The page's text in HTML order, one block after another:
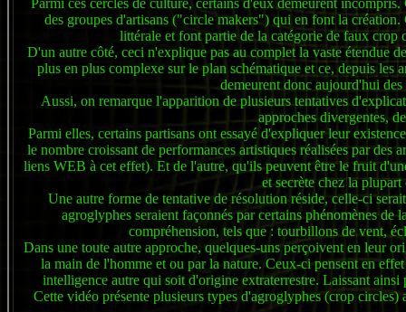
Parmi ces cercles de culture, certains d'eux demeurent
des groupes d'artisans ("circle makers") qui en font la
littérale et font partie de la catégorie de faux crop
D'un autre côté, ceci n'explique pas au complet la vaste étendue
plus en plus complexe sur le plan schématique et ce, depuis les
demeurent donc aujourd'hui des
Aussi, on remarque l'apparition de plusieurs tentatives
approches divergentes,
Parmi elles, certains partisans ont essayé d'expliquer leur
le nombre croissant de performances artistiques réalisées par
liens WEB à cet effet). Et de l'autre, qu'ils peuvent être le fruit
et secrète chez la plupart
Une autre forme de tentative de résolution réside, celle-ci
agroglyphes seraient façonnés par certains phénomènes
compréhension, tels que : tourbillons de vent,
Dans une toute autre approche, quelques-uns perçoivent en leur
la main de l'homme et ou par la nature. Ceux-ci pensent en
intelligence autre qui soit d'origine extraterrestre. Laissant ainsi
Cette vidéo présente plusieurs types d'agroglyphes (crop